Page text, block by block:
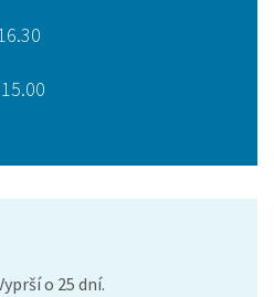
o 25 dní.